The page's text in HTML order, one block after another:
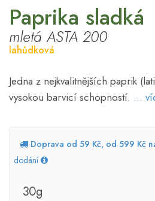
Paprika sladká
mletá ASTA 200
lahůdková
Jedna z nejkvalitnějších paprik
vysokou barvicí schopností. ...
Doprava od 59 Kč, od 599 Kč
dodání
30g